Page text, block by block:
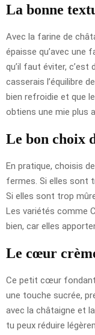
La bonne
Avec la farine de
épaisse qu’avec une
qu’il faut éviter, c’est
casserais l’équilibre
bien refroidie et que
obtiens une mie plus
Le bon choix
En pratique, choisis
fermes. Si elles sont
Si elles sont trop
Les variétés comme
bien, car elles
Le cœur
Ce petit cœur
une touche sucrée,
avec la châtaigne et
tu peux réduire